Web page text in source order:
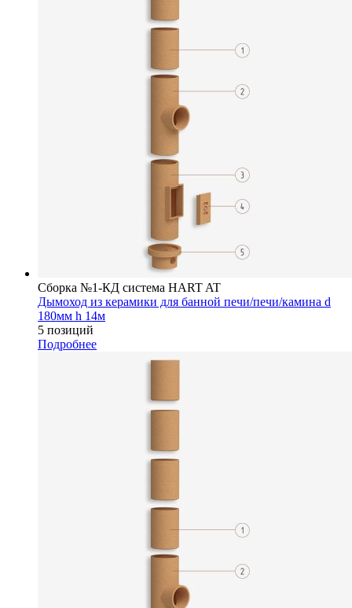
Сборка №1-КД система HART AT
Дымоход из керамики для банной печи/печи/камина d
180мм h 14м
5 позиций
Подробнее